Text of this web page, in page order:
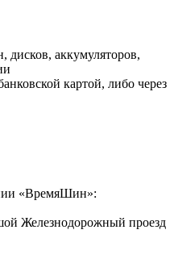
картой, либо через
«ВремяШин»:
Железнодорожный проезд